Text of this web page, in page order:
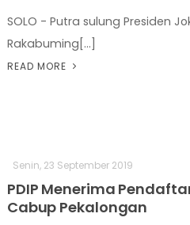
SOLO - Putra sulung Presiden
Rakabuming[...]
READ MORE
Senin, 23 September 2019
PDIP Menerima
Cabup Pekalongan